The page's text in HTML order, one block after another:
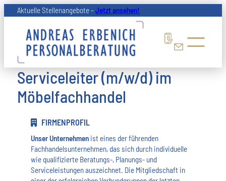
Inhalt
springen
Aktuelle Stellenangebote –Jetzt ansehen!
Serviceleiter (m/w/d) im
Möbelfachhandel
FIRMENPROFIL
Unser Unternehmenist eines der führenden
Fachhandelsunternehmen, das sich durch individuelle
wie qualifizierte Beratungs-, Planungs- und
Serviceleistungen auszeichnet. Die Mitgliedschaft in